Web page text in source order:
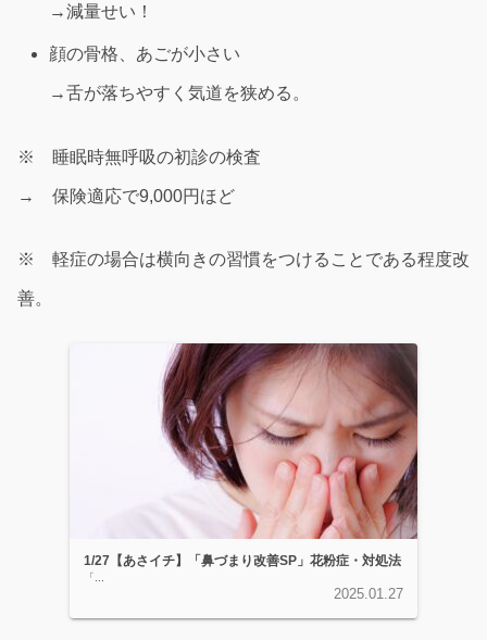
→減量せい！
顔の骨格、あごが小さい
→舌が落ちやすく気道を狭める。
※ 睡眠時無呼吸の初診の検査
→ 保険適応で9,000円ほど
※ 軽症の場合は横向きの習慣をつけることである程度改
善。
1/27【あさイチ】「鼻づまり改善SP」花粉症・対処法
「...
2025.01.27